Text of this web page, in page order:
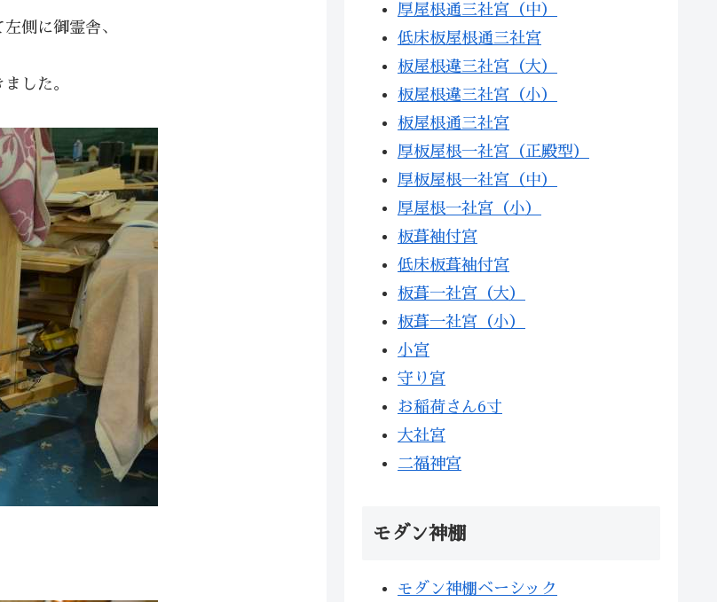
側に御霊舎、
した。
厚屋根通三社宮（中）
低床板屋根通三社宮
板屋根違三社宮（大）
板屋根違三社宮（小）
板屋根通三社宮
厚板屋根一社宮（正殿型）
厚板屋根一社宮（中）
厚屋根一社宮（小）
板葺袖付宮
低床板葺袖付宮
板葺一社宮（大）
板葺一社宮（小）
小宮
守り宮
お稲荷さん6寸
大社宮
二福神宮
モダン神棚
モダン神棚ベーシック